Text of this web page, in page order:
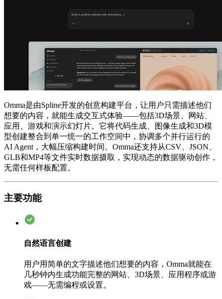
Omma是由Spline开发的创意构建平台，让用户只需描述他们
想要的内容，就能生成交互式体验——包括3D场景、网站、
应用、游戏和演示幻灯片。它将代码生成、图像生成和3D模
型创建整合到单一统一的工作空间中，协调多个并行运行的
AI Agent，大幅压缩构建时间。Omma还支持从CSV、JSON、
GLB和MP4等文件实时数据摄取，实现动态的数据驱动创作，
无需任何样板配置。
主要功能
自然语言创建
用户用简单的文字描述他们想要的内容，Omma就能在
几秒钟内生成功能完整的网站、3D场景、应用程序或游
戏——无需编程或设置。